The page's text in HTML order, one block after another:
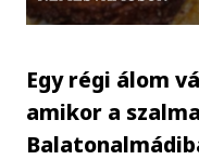
Egy régi álom
amikor a